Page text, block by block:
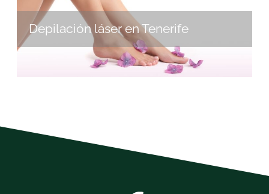
Depilación láser en Tenerife